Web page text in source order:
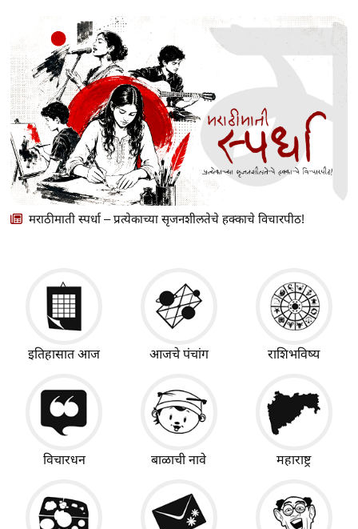
मराठीमाती स्पर्धा – प्रत्येकाच्या सृजनशीलतेचे हक्काचे विचारपीठ!
इतिहासात आज आजचे पंचांग राशिभविष्य
विचारधन बाळाची नावे महाराष्ट्र